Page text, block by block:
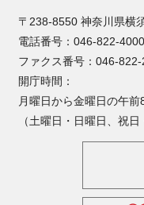
〒238-8550 神奈川県横
電話番号：046-822-
ファクス番号：046-822-
開庁時間：
月曜日から金曜日の午
（土曜日・日曜日、祝